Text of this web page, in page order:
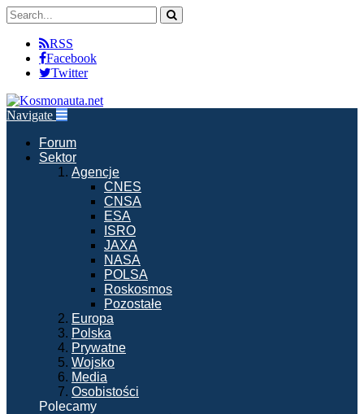
RSS
Facebook
Twitter
Navigate
Forum
Sektor
Agencje
CNES
CNSA
ESA
ISRO
JAXA
NASA
POLSA
Roskosmos
Pozostałe
Europa
Polska
Prywatne
Wojsko
Media
Osobistości
Polecamy